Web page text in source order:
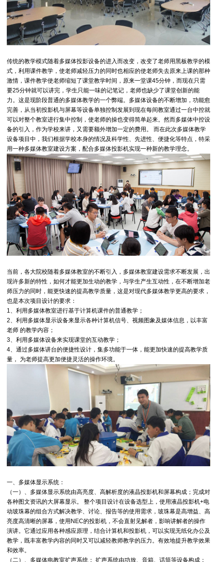
传统的教学模式随着多媒体投影设备的进入而改变，改变了老师用黑板教学的模
式，利用课件教学，使老师减轻压力的同时也相应的使老师失去原来上课的那种
激情，课件教学使老师缩短了课堂教学时间，原来一堂课45分钟，而现在只需
要25分钟就可以讲完，学生只能一味的记笔记，老师也缺少了课堂创新的能
力。这是现阶段普通的多媒体教学的一个弊端。多媒体设备的不断增加，功能愈
完善，从当初投影机与屏幕等设备单独控制发展到现在每间教室通过一台中控就
可以对整个教室进行集中控制，使老师的操也变得简单起来。然而多媒体中控设
备的引入，作为学校来讲，又需要额外增加一定的费用。 而在此次多媒体教学
设备项目中，我们根据学校本身的情况及科学性、先进性、便捷化等特点，特采
用一种多媒体教室建设方案，配合多媒体投影机实现一种新的教学理念。
当前，各大院校随着多媒体教室的不断引入，多媒体教室建设需求不断发展，出
现许多新的特性，如何才能更加生动的教学，与学生产生互动性，在不断增加老
师压力的同时，能更快速的提高教学质量，这是对现代多媒体教学更高的要求，
也是本次项目设计的要求：
1、利用多媒体教室进行基于计算机课件的普通教学；
2、利用多媒体显示设备来显示各种计算机信号、视频图象及媒体信息，以丰富
老师 的教学内容；
3、利用多媒体设备来实现课堂的互动教学；
4、通过多媒体讲台的便捷性设计，集多功能于一体，能更加快速的提高教学质
量， 为老师提高更加便捷灵活的操作环境。
一、多媒体显示系统：
（一）、多媒体显示系统由高亮度、高解析度的液晶投影机和屏幕构成；完成对
各种图文资讯的大屏幕显示。 整个项目设计在设备选型上，使用液晶投影机+电
动玻珠幕的组合方式解决教学、讨论、报告等的使用需求，玻珠幕是高增益、高
亮度高清晰的屏幕，使用NEC的投影机，不会直射见解者，影响讲解者的操作
演讲。它通过应用各种感应原理，结合计算机和投影机，可以实现无纸化办公及
教学，既丰富教学内容的同时又可以减轻教师教学的压力。有效地提升教学效果
和效率。
（二）、多媒体电教室扩声系统： 扩声系统由功放、音箱、话筒等设备构成；